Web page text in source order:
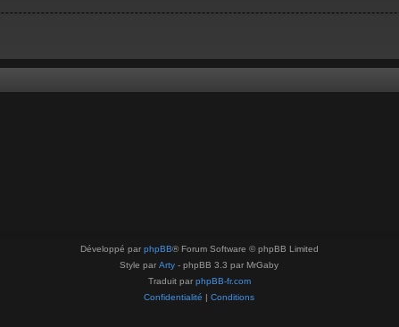
Développé par phpBB® Forum Software © phpBB Limited
Style par Arty - phpBB 3.3 par MrGaby
Traduit par phpBB-fr.com
Confidentialité | Conditions